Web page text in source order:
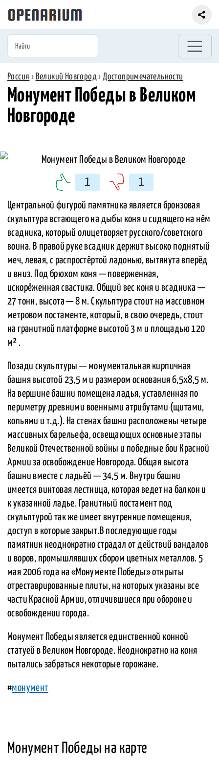
Россия › Великий Новгород›Достопримечательности
Монумент Победы в Великом
Новгороде
1 1
Центральной фигурой памятника является бронзовая
скульптура встающего на дыбы коня и сидящего на нём
всадника, который олицетворяет русского/советского
воина. В правой руке всадник держит высоко поднятый
меч, левая, с распростёртой ладонью, вытянута вперёд
и вниз. Под брюхом коня — поверженная,
искорёженная свастика. Общий вес коня и всадника —
27 тонн, высота — 8 м. Скульптура стоит на массивном
метровом постаменте, который, в свою очередь, стоит
на гранитной платформе высотой 3 м и площадью 120
м² .
Позади скульптуры — монументальная кирпичная
башня высотой 23,5 м и размером основания 6,5х8,5 м.
На вершине башни помещена ладья, уставленная по
периметру древними военными атрибутами (щитами,
копьями и т.д.). На стенах башни расположены четыре
массивных барельефа, освещающих основные этапы
Великой Отечественной войны и победные бои Красной
Армии за освобождение Новгорода. Общая высота
башни вместе с ладьёй — 34,5 м. Внутри башни
имеется винтовая лестница, которая ведет на балкон и
к указанной ладье. Гранитный постамент под
скульптурой так же имеет внутренние помещения,
доступ в которые закрыт.В последующие годы
памятник неоднократно страдал от действий вандалов
и воров, промышлявших сбором цветных металлов. 5
мая 2006 года на «Монументе Победы» открыты
отреставрированные плиты, на которых указаны все
части Красной Армии, отличившиеся при обороне и
освобождении города.
Монумент Победы является единственной конной
статуей в Великом Новгороде. Неоднократно на коня
пытались забраться некоторые горожане.
#монумент
Монумент Победы на карте